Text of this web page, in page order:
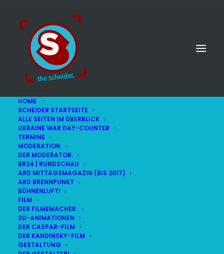
HOME
SCHEIDER STARTSEITE
ALLE SEITEN IM ÜBERBLICK
UKRAINE WAR DAY-COUNTER
TERMINE
MODERATION
DER MODERATOR.
BR24 | RUNDSCHAU
ARD MITTAGSMAGAZIN (BIS 2017)
ARD BRENNPUNKT
BÜHNENLUFT!
FILM
DER FILMEMACHER.
3D-ANIMATIONEN
DER CASPAR-FILM
DER KANDINSKY-FILM
GESTALTUNG
© STEFAN SCHEIDER
LIVE(alle Termine